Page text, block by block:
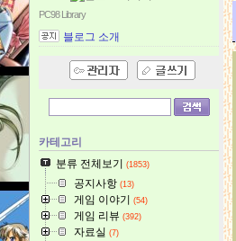
PC98 Library
블로그 소개
카테고리
분류 전체보기
(1853)
공지사항 (13)
게임 이야기 (54)
게임 리뷰 (392)
자료실 (7)